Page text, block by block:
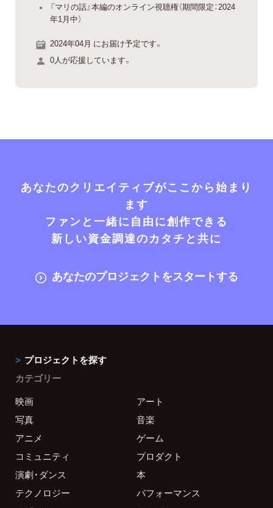
『マリの話』本編のオンライン視聴権（期間限定：2024
年1月中）
2024年04月 にお届け予定です。
0人が応援しています。
あなたのクリエイティブがここから始まり
ます
ファンと一緒に自由に創作できる
新しい資金調達のカタチと共に
あなたのプロジェクトをスタートする
プロジェクトを探す
カテゴリー
映画
アート
写真
音楽
アニメ
ゲーム
コミュニティ
プロダクト
演劇・ダンス
本
テクノロジー
パフォーマンス